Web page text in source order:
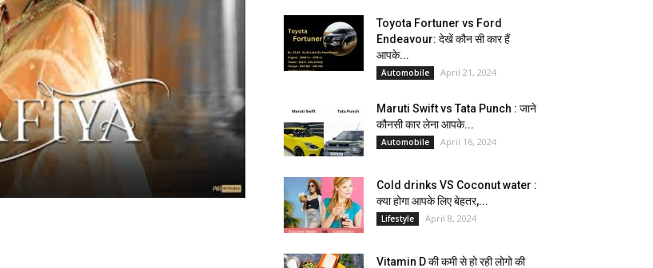
Toyota Fortuner vs Ford
Endeavour: देखें कौन सी कार हैं
आपके...
Automobile April 21, 2024
Maruti Swift vs Tata Punch : जाने
कौनसी कार लेना आपके...
Automobile April 16, 2024
Cold drinks VS Coconut water :
क्या होगा आपके लिए बेहतर,...
Lifestyle April 8, 2024
Vitamin D की कमी से हो रही लोगो की